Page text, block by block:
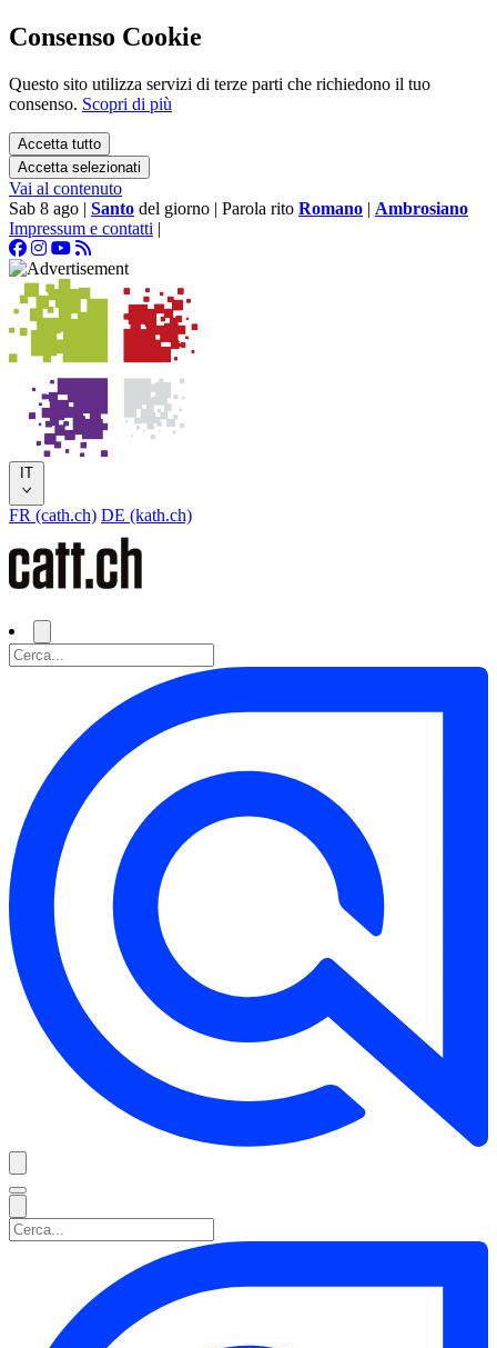
Consenso Cookie
Questo sito utilizza servizi di terze parti che richiedono il tuo
consenso. Scopri di più
Accetta tutto
Accetta selezionati
Vai al contenuto
Sab 8 ago | Santo del giorno | Parola rito Romano | Ambrosiano
Impressum e contatti |
IT
FR (cath.ch) DE (kath.ch)